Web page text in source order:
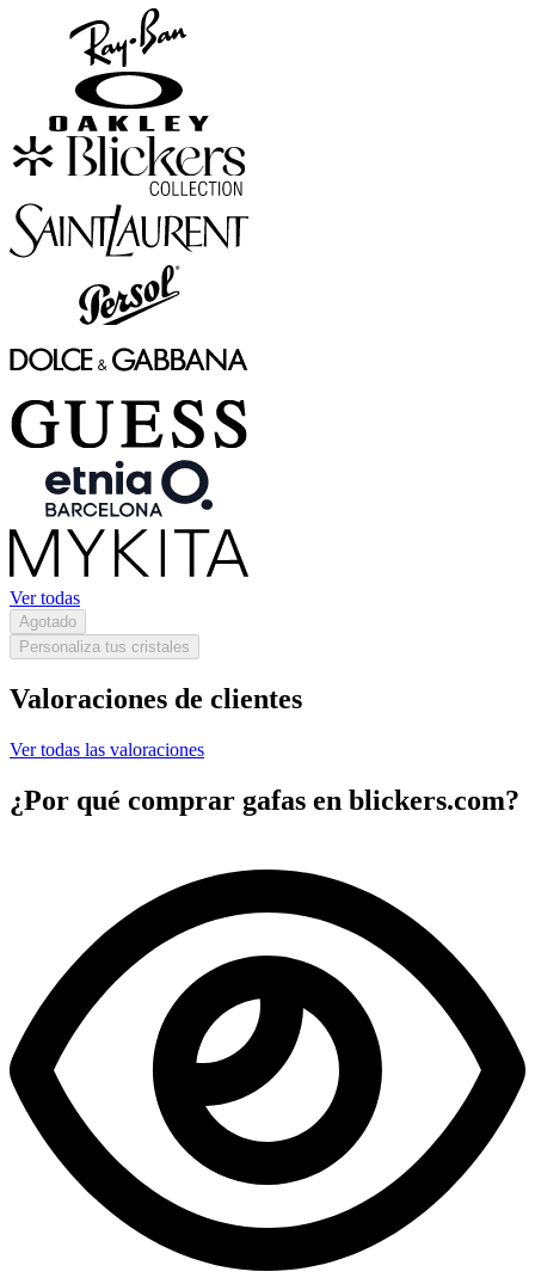
Ver todas
Agotado
Personaliza tus cristales
Valoraciones de clientes
Ver todas las valoraciones
¿Por qué comprar gafas en blickers.com?